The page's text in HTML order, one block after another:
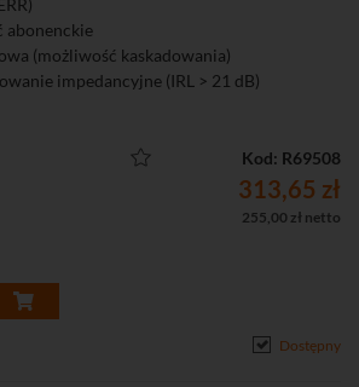
abonenckie
(możliwość kaskadowania)
impedancyjne (IRL > 21 dB)
Kod: R69508
313,65 zł
255,00 zł netto
Dostępny